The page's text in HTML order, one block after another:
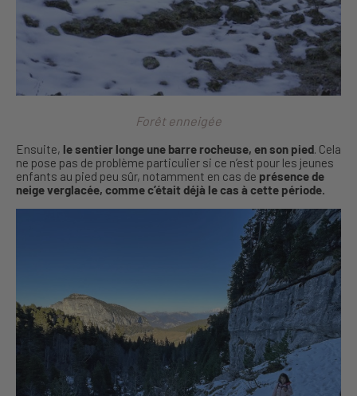
Forêt enneigée
Ensuite, le sentier longe une barre rocheuse, en son pied. Cela
ne pose pas de problème particulier si ce n’est pour les jeunes
enfants au pied peu sûr, notamment en cas de présence de
neige verglacée, comme c’était déjà le cas à cette période.